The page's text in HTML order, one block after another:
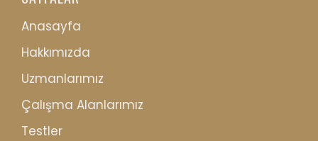
Anasayfa
Hakkımızda
Uzmanlarımız
Çalışma Alanlarımız
Testler